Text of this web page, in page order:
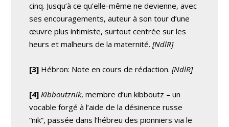
cinq. Jusqu’à ce qu’elle-même ne devienne, avec
ses encouragements, auteur à son tour d’une
œuvre plus intimiste, surtout centrée sur les
heurs et malheurs de la maternité.[NdlR]
[3] Hébron: Note en cours de rédaction.[NdlR]
[4] Kibboutznik, membre d’un kibboutz – un
vocable forgé à l’aide de la désinence russe
“nik”, passée dans l’hébreu des pionniers via le